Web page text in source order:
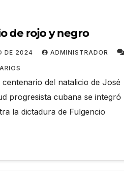
de rojo y negro
DE 2024 ADMINISTRADOR
del natalicio de José
progresista cubana se integró
la dictadura de Fulgencio